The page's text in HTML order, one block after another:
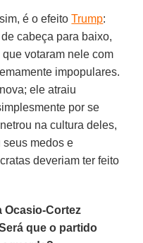
é o efeitoTrump:
cabeça para baixo,
votaram nele com
impopulares.
ele atraiu
por se
na cultura deles,
medos e
deveriam ter feito
Ocasio-Cortez
que o partido